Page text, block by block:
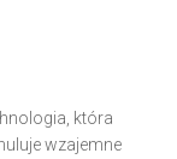
która
wzajemne